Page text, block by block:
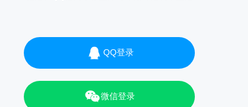
QQ登录
微信登录